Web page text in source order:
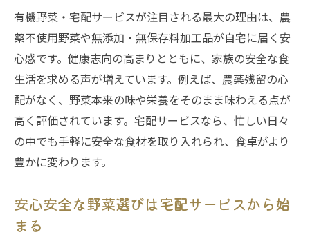
有機野菜・宅配サービスが注目される最大の理由は、農
薬不使用野菜や無添加・無保存料加工品が自宅に届く安
心感です。健康志向の高まりとともに、家族の安全な食
生活を求める声が増えています。例えば、農薬残留の心
配がなく、野菜本来の味や栄養をそのまま味わえる点が
高く評価されています。宅配サービスなら、忙しい日々
の中でも手軽に安全な食材を取り入れられ、食卓がより
豊かに変わります。
安心安全な野菜選びは宅配サービスから始
まる